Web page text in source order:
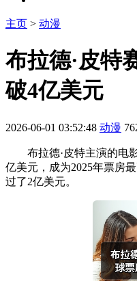
主页 > 动漫
布拉德·皮特
破4亿美元
2026-06-01 03:52:48 动漫
布拉德·皮特主演的电
亿美元，成为2025年票房
过了2亿美元。